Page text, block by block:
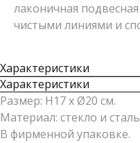
лаконичная
чистыми линиями и
Характеристики
Характеристики
Размер: H17 x Ø20 см.
Материал: стекло и
В фирменной упаковке.